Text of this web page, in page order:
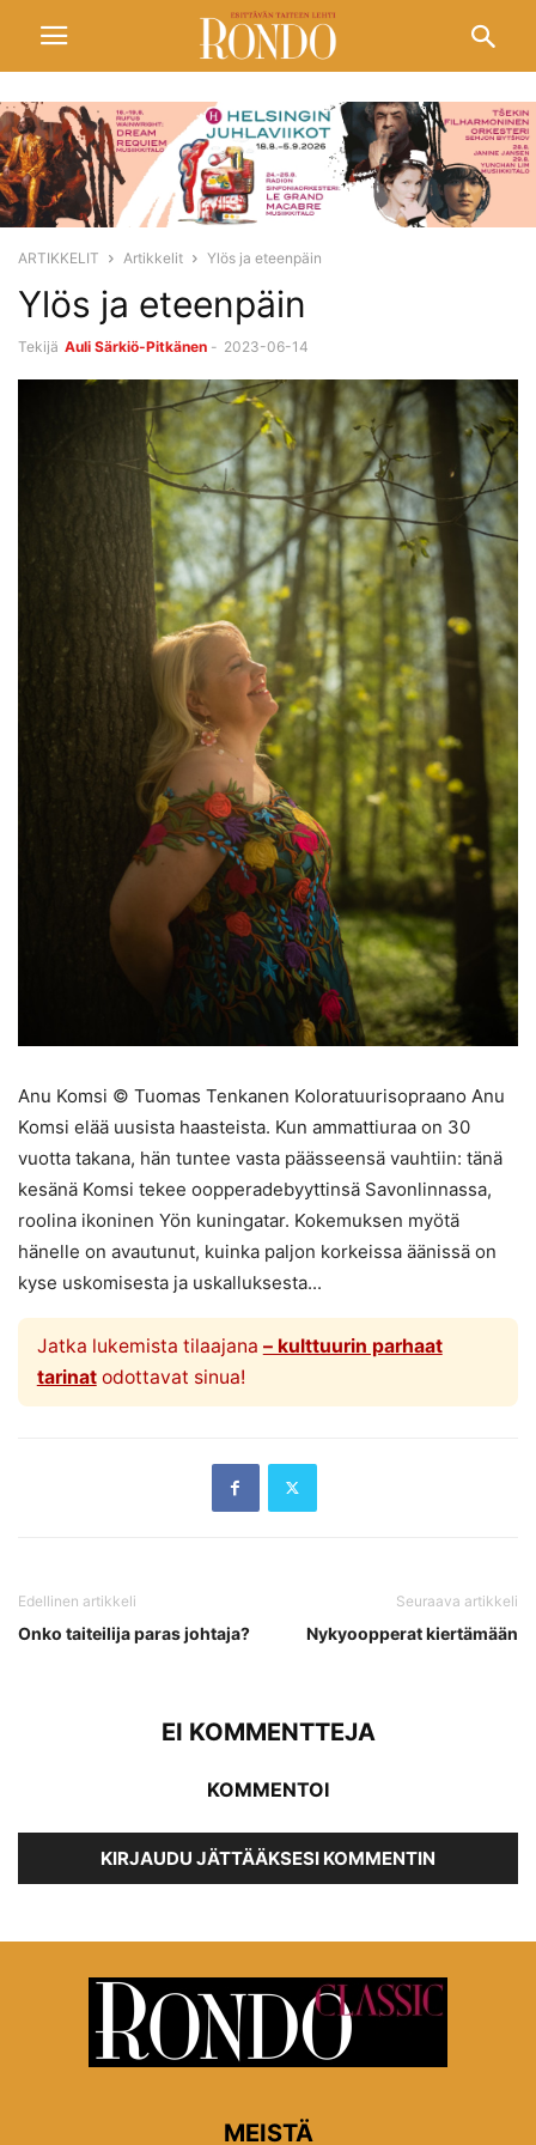
ARTIKKELIT Artikkelit Ylös ja eteenpäin
Ylös ja eteenpäin
Tekijä Auli Särkiö-Pitkänen - 2023-06-14
Anu Komsi © Tuomas Tenkanen Koloratuurisopraano Anu
Komsi elää uusista haasteista. Kun ammattiuraa on 30
vuotta takana, hän tuntee vasta päässeensä vauhtiin: tänä
kesänä Komsi tekee oopperadebyyttinsä Savonlinnassa,
roolina ikoninen Yön kuningatar. Kokemuksen myötä
hänelle on avautunut, kuinka paljon korkeissa äänissä on
kyse uskomisesta ja uskalluksesta...
Jatka lukemista tilaajana – kulttuurin parhaat
tarinatodottavat sinua!
Edellinen artikkeli
Onko taiteilija paras johtaja?
Seuraava artikkeli
Nykyoopperat kiertämään
EI KOMMENTTEJA
KOMMENTOI
KIRJAUDU JÄTTÄÄKSESI KOMMENTIN
MEISTÄ